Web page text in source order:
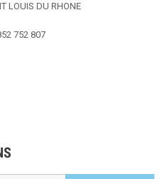
LOUIS DU RHONE
752 807